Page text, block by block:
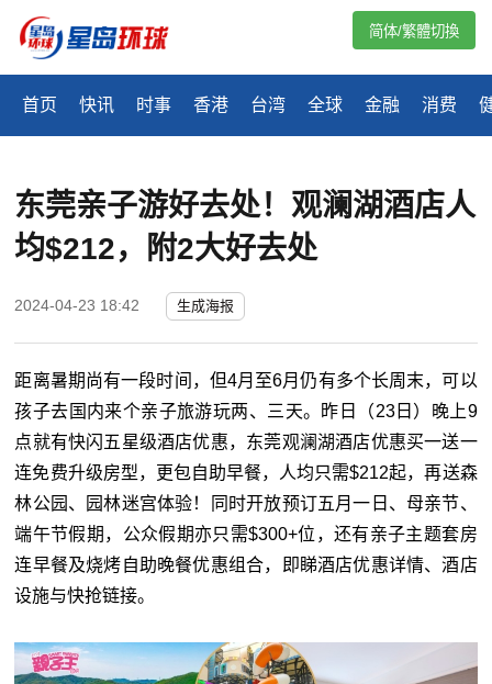
首页 快讯 时事 香港 台湾 全球 金融 消费
简体/繁體切換
东莞亲子游好去处！观澜湖酒店人
均$212，附2大好去处
2024-04-23 18:42 生成海报
距离暑期尚有一段时间，但4月至6月仍有多个长周末，可以
孩子去国内来个亲子旅游玩两、三天。昨日（23日）晚上9
点就有快闪五星级酒店优惠，东莞观澜湖酒店优惠买一送一
连免费升级房型，更包自助早餐，人均只需$212起，再送森
林公园、园林迷宫体验！同时开放预订五月一日、母亲节、
端午节假期，公众假期亦只需$300+位，还有亲子主题套房
连早餐及烧烤自助晚餐优惠组合，即睇酒店优惠详情、酒店
设施与快抢链接。